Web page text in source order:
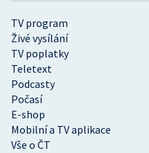
TV program
Živé vysílání
TV poplatky
Teletext
Podcasty
Počasí
E-shop
Mobilní a TV aplikace
Vše o ČT